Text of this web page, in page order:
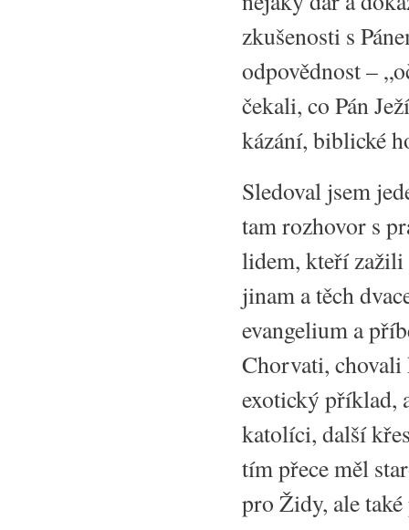
zkušenosti s
odpovědnost –
čekali, co Pán
kázání, biblické
Sledoval jsem
tam rozhovor s
lidem, kteří zažili
jinam a těch
evangelium a
Chorvati, chovali
exotický příklad,
katolíci, další
tím přece měl
pro Židy, ale